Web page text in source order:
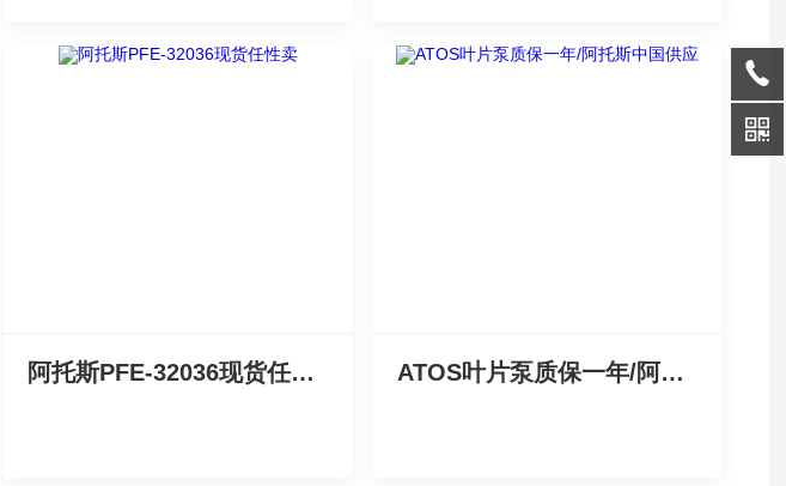
阿托斯PFE-32036现货任性卖 ATOS叶片泵质保一年/阿托斯中国供应